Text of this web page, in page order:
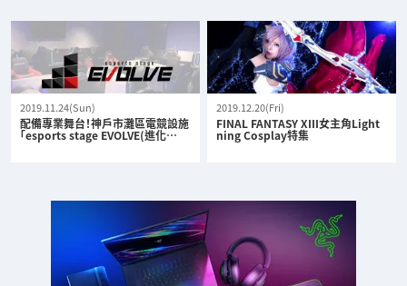
2019.11.24(Sun)
配備專業舞台！神戶市灘區電競設施
「esports stage EVOLVE(進化…
2019.12.20(Fri)
FINAL FANTASY XIII女主角Light
ning Cosplay特集